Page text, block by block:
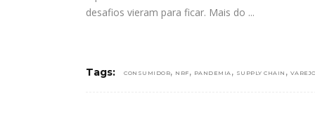
desafios vieram para ficar. Mais do
Tags: CONSUMIDOR, NRF , PANDEMIA , SUPPLY CHAIN ,